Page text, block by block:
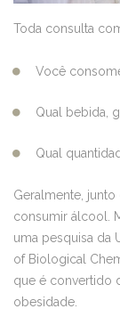
Toda consulta
Você
Qual bebida,
Qual
Geralmente,
consumir álcool.
uma pesquisa da
of Biological
que é convertido
obesidade.